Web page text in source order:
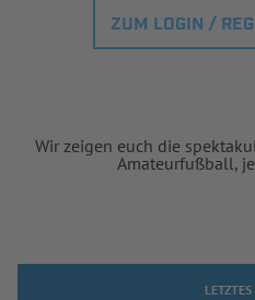
ZUM LOGIN /
Wir zeigen euch die
Amateurfußball,
LETZTES